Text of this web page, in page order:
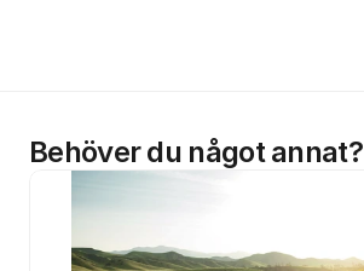
Behöver du något annat?